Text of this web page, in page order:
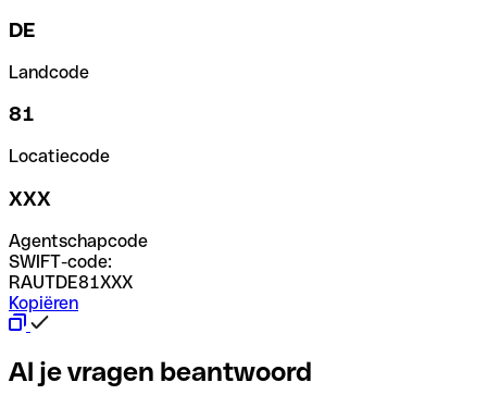
DE
Landcode
81
Locatiecode
XXX
Agentschapcode
SWIFT-code:
RAUTDE81XXX
Kopiëren
Al je vragen beantwoord